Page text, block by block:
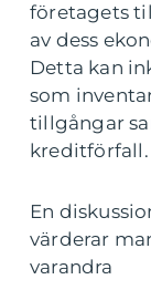
företagets
av dess
Detta kan
som
tillgångar
kreditförfall.
En
värderar
varandra